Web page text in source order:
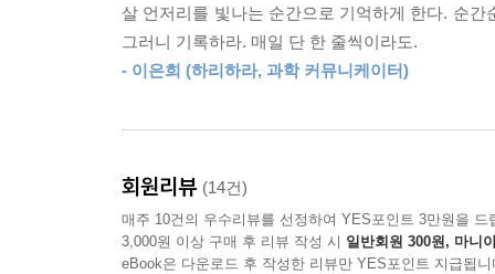
글쓰기의 종합 선물 세트, 일기 쓰기
Part 3에서는 일기 쓰기의 다양한 형태를 제시
정도입니다. 예를 들어 특별한 날, 일식집에서
유머로 승화해 기생충뿐만 아니라 모든 동물의 입
몇 십 년간 꾸준히 써온 아버지의 일기장을 살
마음을 갖게 된 저자의 마지막 이야기는 일기가
살 언저리를 빛나는 순간으로 기억하게 한다. 순
그러니 기록하라. 매일 단 한 줄씩이라도.
- 이은희 (하리하라, 과학 커뮤니케이터)
회원리뷰 (14건)
매주 10건의 우수리뷰를 선정하여 YES포인트 3만원을 드
3,000원 이상 구매 후 리뷰 작성 시 일반회원 300원, 마니
eBook은 다운로드 후 작성한 리뷰만 YES포인트 지급됩니